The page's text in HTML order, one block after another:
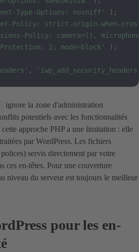
Type-Options: nosniff' ) ;
Policy: strict-origin-when-
Policy: camera=(),
Protection: 1; mode=block' ) ;
,
ignore la zone d'administration
potentiels avec les fonctionnalités
approche PHP a une limitation : elle
par WordPress. Les fichiers
servis directement par votre
ces en-têtes. Pour une couverture
niveau du serveur est toujours le meilleur
pour les en-